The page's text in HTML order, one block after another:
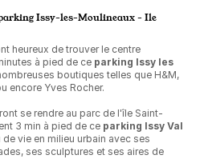
Issy-les-Moulineaux - Ile
heureux de trouver le centre
à pied de ce parking Issy les
boutiques telles que H&M,
encore Yves Rocher.
se rendre au parc de l'île Saint-
3 min à pied de ce parking Issy Val
vie en milieu urbain avec ses
ses sculptures et ses aires de